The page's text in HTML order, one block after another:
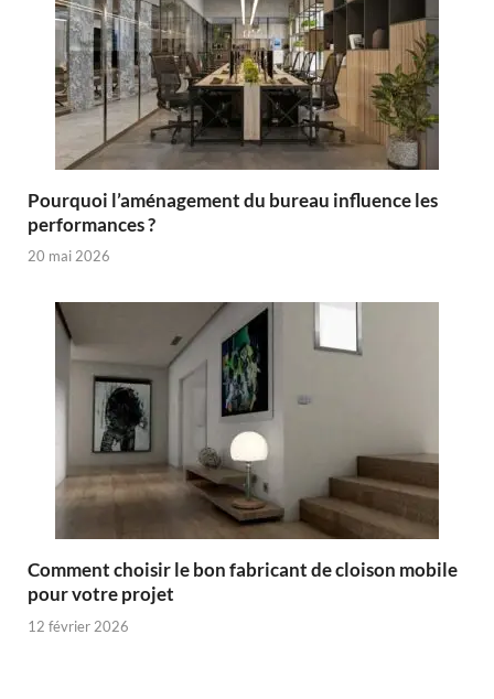
Pourquoi l’aménagement du bureau influence les
performances ?
20 mai 2026
Comment choisir le bon fabricant de cloison mobile
pour votre projet
12 février 2026